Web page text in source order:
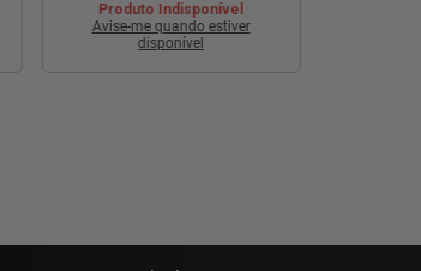
Produto Indisponível
Avise-me quando estiver
disponível